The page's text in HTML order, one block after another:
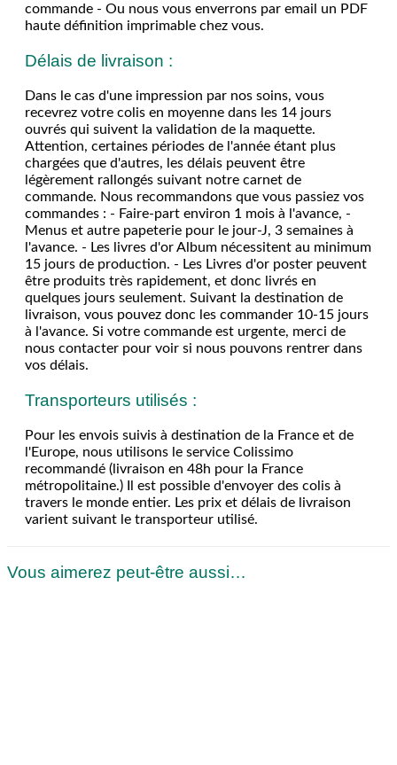
commande - Ou nous vous enverrons par email un PDF
haute définition imprimable chez vous.
Délais de livraison :
Dans le cas d'une impression par nos soins, vous
recevrez votre colis en moyenne dans les 14 jours
ouvrés qui suivent la validation de la maquette.
Attention, certaines périodes de l'année étant plus
chargées que d'autres, les délais peuvent être
légèrement rallongés suivant notre carnet de
commande. Nous recommandons que vous passiez vos
commandes : - Faire-part environ 1 mois à l'avance, -
Menus et autre papeterie pour le jour-J, 3 semaines à
l'avance. - Les livres d'or Album nécessitent au minimum
15 jours de production. - Les Livres d'or poster peuvent
être produits très rapidement, et donc livrés en
quelques jours seulement. Suivant la destination de
livraison, vous pouvez donc les commander 10-15 jours
à l'avance. Si votre commande est urgente, merci de
nous contacter pour voir si nous pouvons rentrer dans
vos délais.
Transporteurs utilisés :
Pour les envois suivis à destination de la France et de
l'Europe, nous utilisons le service Colissimo
recommandé (livraison en 48h pour la France
métropolitaine.) Il est possible d'envoyer des colis à
travers le monde entier. Les prix et délais de livraison
varient suivant le transporteur utilisé.
Vous aimerez peut-être aussi…